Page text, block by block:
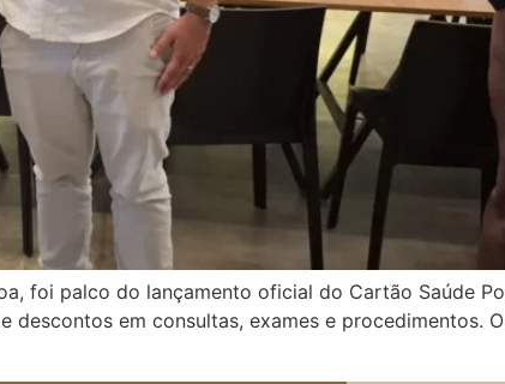
foi palco do lançamento oficial do Cartão Saúde
em consultas, exames e procedimentos.